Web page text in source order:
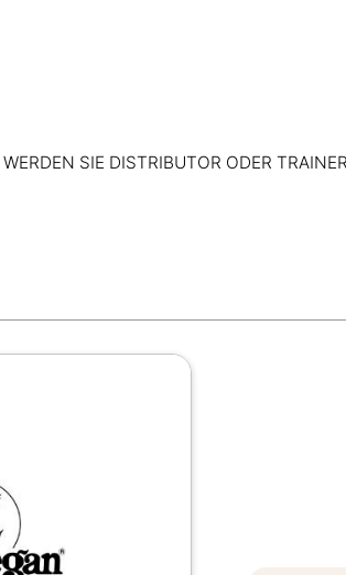
WERDEN SIE DISTRIBUTOR ODER TRAINER